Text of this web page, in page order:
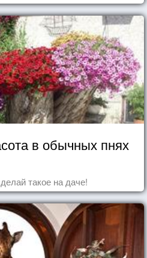
в обычных пнях
такое на даче!